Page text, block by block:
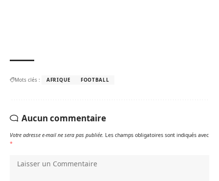
Mots clés : AFRIQUE FOOTBALL
Aucun commentaire
Votre adresse e-mail ne sera pas publiée. Les champs obligatoires sont indiqués avec
*